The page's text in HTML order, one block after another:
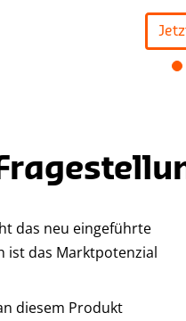
das neu eingeführte
ist das Marktpotenzial
diesem Produkt